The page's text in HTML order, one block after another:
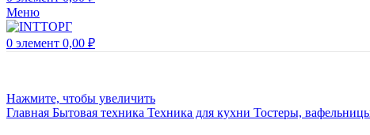
Меню
0 элемент 0,00 ₽
Нажмите, чтобы увеличить
Главная Бытовая техника Техника для кухни Тостеры,